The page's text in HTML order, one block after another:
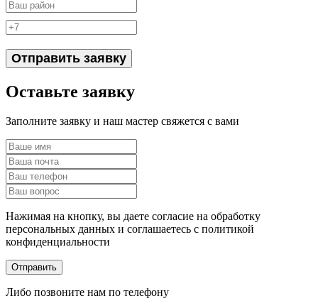
Отправить заявку
Оставьте заявку
Заполните заявку и наш мастер свяжется с вами
Нажимая на кнопку, вы даете согласие на обработку
персональных данных и соглашаетесь c политикой
конфиденциальности
Отправить
Либо позвоните нам по телефону